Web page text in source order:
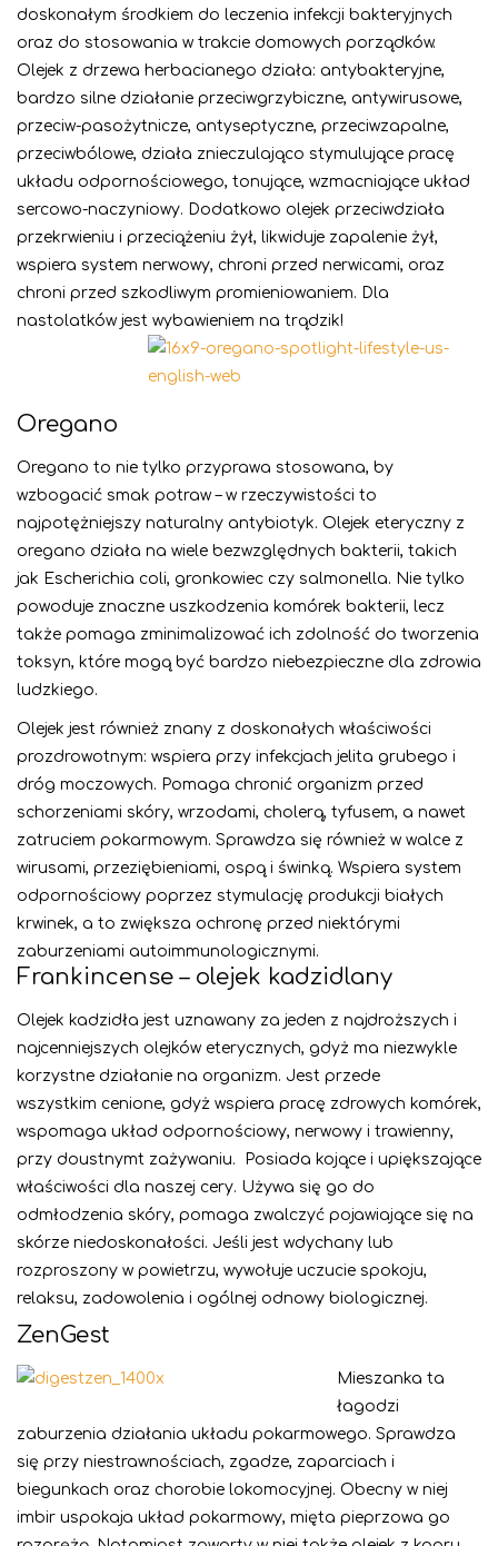
doskonałym środkiem do leczenia infekcji bakteryjnych
oraz do stosowania w trakcie domowych porządków.
Olejek z drzewa herbacianego działa: antybakteryjne,
bardzo silne działanie przeciwgrzybiczne, antywirusowe,
przeciw-pasożytnicze, antyseptyczne, przeciwzapalne,
przeciwbólowe, działa znieczulająco stymulujące pracę
układu odpornościowego, tonujące, wzmacniające układ
sercowo-naczyniowy. Dodatkowo olejek przeciwdziała
przekrwieniu i przeciążeniu żył, likwiduje zapalenie żył,
wspiera system nerwowy, chroni przed nerwicami, oraz
chroni przed szkodliwym promieniowaniem. Dla
nastolatków jest wybawieniem na trądzik!
Oregano
Oregano to nie tylko przyprawa stosowana, by
wzbogacić smak potraw – w rzeczywistości to
najpotężniejszy naturalny antybiotyk. Olejek eteryczny z
oregano działa na wiele bezwzględnych bakterii, takich
jak Escherichia coli, gronkowiec czy salmonella. Nie tylko
powoduje znaczne uszkodzenia komórek bakterii, lecz
także pomaga zminimalizować ich zdolność do tworzenia
toksyn, które mogą być bardzo niebezpieczne dla zdrowia
ludzkiego.
Olejek jest również znany z doskonałych właściwości
prozdrowotnym: wspiera przy infekcjach jelita grubego i
dróg moczowych. Pomaga chronić organizm przed
schorzeniami skóry, wrzodami, cholerą, tyfusem, a nawet
zatruciem pokarmowym. Sprawdza się również w walce z
wirusami, przeziębieniami, ospą i świnką. Wspiera system
odpornościowy poprzez stymulację produkcji białych
krwinek, a to zwiększa ochronę przed niektórymi
zaburzeniami autoimmunologicznymi.
Frankincense – olejek kadzidlany
Olejek kadzidła jest uznawany za jeden z najdroższych i
najcenniejszych olejków eterycznych, gdyż ma niezwykle
korzystne działanie na organizm. Jest przede
wszystkim cenione, gdyż wspiera pracę zdrowych komórek,
wspomaga układ odpornościowy, nerwowy i trawienny,
przy doustnymt zażywaniu.
Posiada kojące i upiększające
właściwości dla naszej cery. Używa się go do
odmłodzenia skóry, pomaga zwalczyć pojawiające się na
skórze niedoskonałości. Jeśli jest wdychany lub
rozproszony w powietrzu, wywołuje uczucie spokoju,
relaksu, zadowolenia i ogólnej odnowy biologicznej.
ZenGest
Mieszanka ta
łagodzi
zaburzenia działania układu pokarmowego. Sprawdza
się przy niestrawnościach, zgadze, zaparciach i
biegunkach oraz chorobie lokomocyjnej. Obecny w niej
imbir uspokaja układ pokarmowy, mięta pieprzowa go